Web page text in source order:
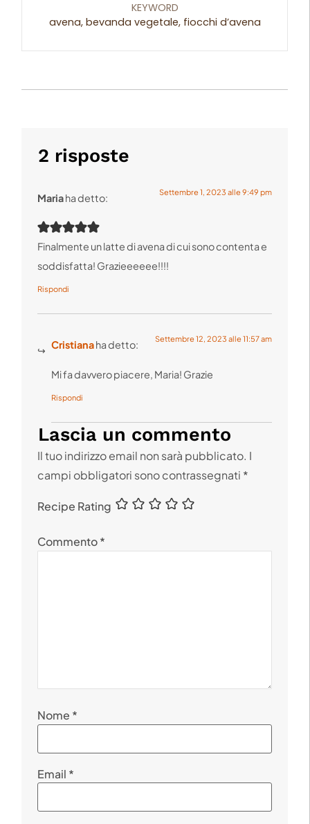
KEYWORD
avena, bevanda vegetale, fiocchi d’avena
2 risposte
Mariaha detto: Settembre 1, 2023 alle 9:49 pm
Finalmente un latte di avena di cui sono contenta e
soddisfatta! Grazieeeeee!!!!
Rispondi
Cristianaha detto: Settembre 12, 2023 alle 11:57 am
Mi fa davvero piacere, Maria! Grazie
Rispondi
Lascia un commento
Il tuo indirizzo email non sarà pubblicato. I
campi obbligatori sono contrassegnati *
Recipe Rating
Commento*
Nome *
Email *